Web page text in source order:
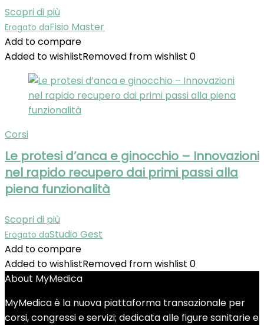
Scopri di più
Erogato daFisio Master
Add to compare
Added to wishlistRemoved from wishlist 0
Corsi
Le protesi d’anca e ginocchio – Innovazioni
nel rapido recupero dai primi passi alla
piena funzionalità
Scopri di più
Erogato daStudio Gest
Add to compare
Added to wishlistRemoved from wishlist 0
About MyMedica
MyMedica è la nuova piattaforma transazionale per
corsi, congressi e servizi; dedicata alle figure sanitarie e